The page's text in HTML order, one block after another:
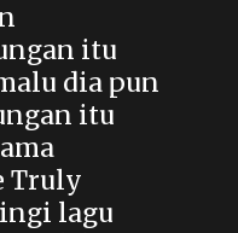
itu
dia pun
itu
Truly
lagu